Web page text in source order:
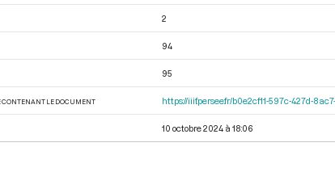
2
94
95
LE DOCUMENT https://iiif.persee.fr/b0e2cf11-597c-427d-
10 octobre 2024 à 18:06